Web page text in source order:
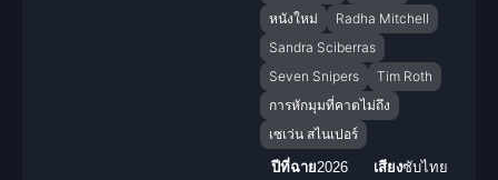
หนังใหม่
Radha Mitchell
Sandra Sciberras
Seven Snipers
Tim Roth
การหักมุมที่คาดไม่ถึง
เซเว่น สไนเปอร์
ปีที่ฉาย2026 เสียงซับไทย